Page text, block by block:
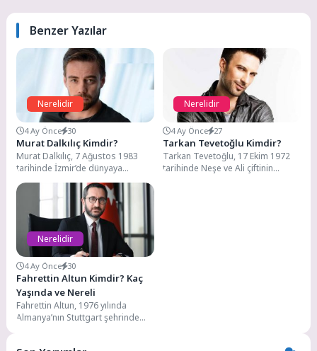
Benzer Yazılar
Nerelidir
4 Ay Önce 30
Murat Dalkılıç Kimdir?
Murat Dalkılıç, 7 Ağustos 1983
tarihinde İzmir’de dünyaya
gelmiştir. Babasının adı Mehmet
Sedat, annesinin adı...
Nerelidir
4 Ay Önce 27
Tarkan Tevetoğlu Kimdir?
Tarkan Tevetoğlu, 17 Ekim 1972
tarihinde Neşe ve Ali çiftinin
Nerelidir
4 Ay Önce 30
Fahrettin Altun Kimdir? Kaç
Yaşında ve Nereli
Fahrettin Altun, 1976 yılında
Almanya’nın Stuttgart şehrinde